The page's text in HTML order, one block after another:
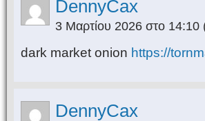
DennyCax
3 Μαρτίου 2026 στο 14:10
dark market onion https://
DennyCax